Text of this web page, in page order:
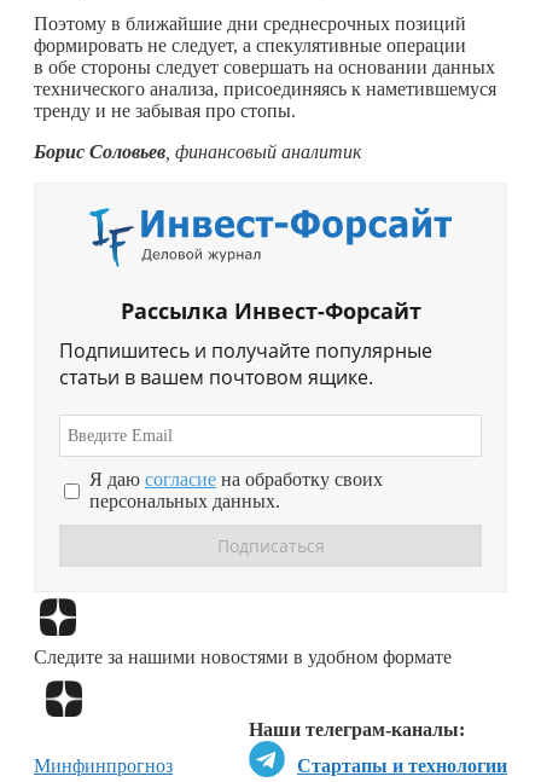
Поэтому в ближайшие дни среднесрочных позиций
формировать не следует, а спекулятивные операции
в обе стороны следует совершать на основании данных
технического анализа, присоединяясь к наметившемуся
тренду и не забывая про стопы.
Борис Соловьев , финансовый аналитик
Рассылка Инвест-Форсайт
Подпишитесь и получайте популярные
статьи в вашем почтовом ящике.
Я даю согласие на обработку своих
персональных данных.
Следите за нашими новостями в удобном формате
Наши телеграм-каналы:
Стартапы и технологии
Минфинпрогноз